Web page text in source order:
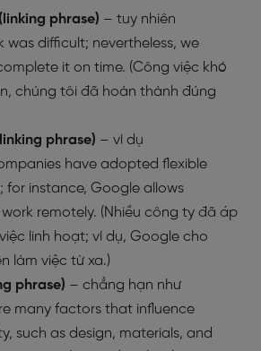
phrase) – tuy nhiên
was difficult; nevertheless, we
it on time. (Công việc khó
chúng tôi đã hoàn thành đúng
phrase) – ví dụ
have adopted flexible
for instance, Google allows
remotely. (Nhiều công ty đã áp
linh hoạt; ví dụ, Google cho
làm việc từ xa.)
phrase) – chẳng hạn như
many factors that influence
such as design, materials, and